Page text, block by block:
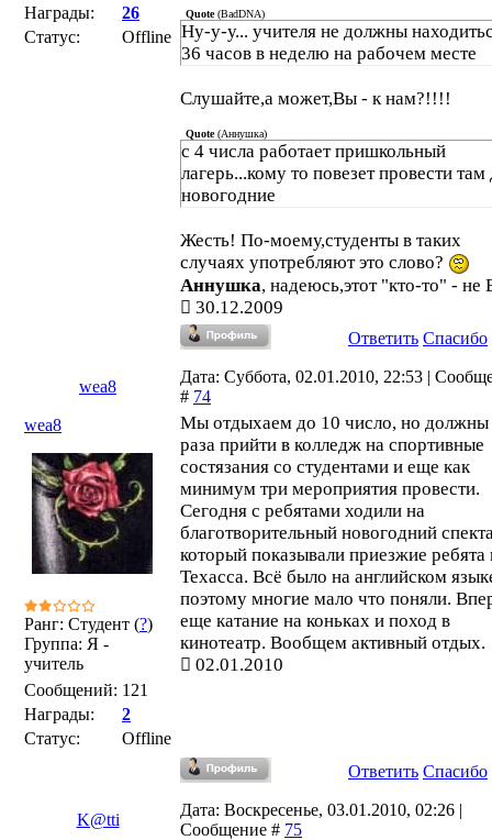
Награды:
26
Статус:
Offline
Quote(BadDNA)
Ну-у-у... учителя не должны
36 часов в неделю на рабочем месте
Слушайте,а может,Вы - к нам?!!!!
Quote(Аннушка)
с 4 числа работает пришкольный
лагерь...кому то повезет провести там
новогодние
Жесть! По-моему,студенты в таких
случаях употребляют это слово?
Аннушка, надеюсь,этот "кто-то" - не
30.12.2009
Ответить Спасибо
wea8
Дата: Суббота, 02.01.2010, 22:53 |
# 74
wea8
Ранг: Студент (?)
Группа: Я -
учитель
Сообщений: 121
Награды:
2
Статус:
Offline
Мы отдыхаем до 10 число, но должны
раза прийти в колледж на спортивные
состязания со студентами и еще как
минимум три мероприятия провести.
Сегодня с ребятами ходили на
благотворительный новогодний
который показывали приезжие ребята
Техасса. Всё было на английском
поэтому многие мало что поняли.
еще катание на коньках и поход в
кинотеатр. Вообщем активный отдых.
02.01.2010
Ответить Спасибо
K@tti
Дата: Воскресенье, 03.01.2010, 02:26 |
Сообщение # 75